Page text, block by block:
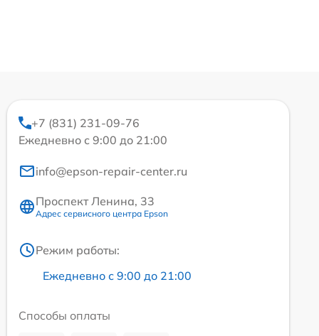
+7 (831) 231-09-76
Ежедневно с 9:00 до 21:00
info@epson-repair-center.ru
Проспект Ленина, 33
Адрес сервисного центра Epson
Режим работы:
Ежедневно с 9:00 до 21:00
Способы оплаты